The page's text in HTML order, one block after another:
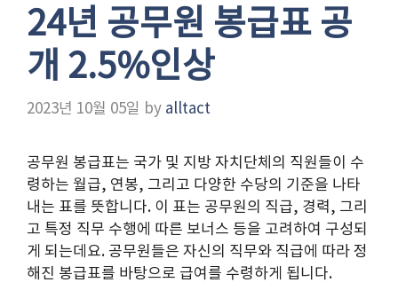
24년 공무원 봉급표 공
개 2.5%인상
2023년 10월 05일 by alltact
공무원 봉급표는 국가 및 지방 자치단체의 직원들이 수
령하는 월급, 연봉, 그리고 다양한 수당의 기준을 나타
내는 표를 뜻합니다. 이 표는 공무원의 직급, 경력, 그리
고 특정 직무 수행에 따른 보너스 등을 고려하여 구성되
게 되는데요. 공무원들은 자신의 직무와 직급에 따라 정
해진 봉급표를 바탕으로 급여를 수령하게 됩니다.